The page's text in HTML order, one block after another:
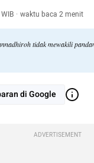
· waktu baca 2 menit
tidak mewakili
di Google
ADVERTISEMENT